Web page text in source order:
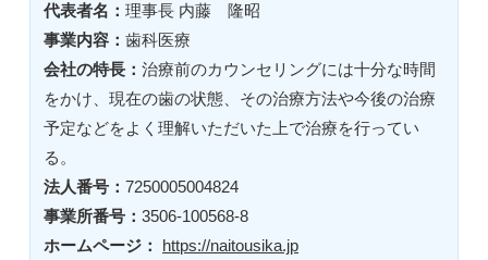
代表者名： 理事長 内藤 隆昭
事業内容： 歯科医療
会社の特長： 治療前のカウンセリングには十分な時間
をかけ、現在の歯の状態、その治療方法や今後の治療
予定などをよく理解いただいた上で治療を行ってい
る。
法人番号： 7250005004824
事業所番号： 3506-100568-8
ホームページ：
https://naitousika.jp